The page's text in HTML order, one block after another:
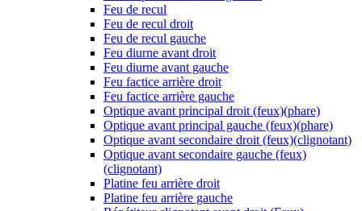
Feu de recul
Feu de recul droit
Feu de recul gauche
Feu diurne avant droit
Feu diurne avant gauche
Feu factice arrière droit
Feu factice arrière gauche
Optique avant principal droit (feux)(phare)
Optique avant principal gauche (feux)(phare)
Optique avant secondaire droit (feux)(clignotant)
Optique avant secondaire gauche (feux)
(clignotant)
Platine feu arrière droit
Platine feu arrière gauche